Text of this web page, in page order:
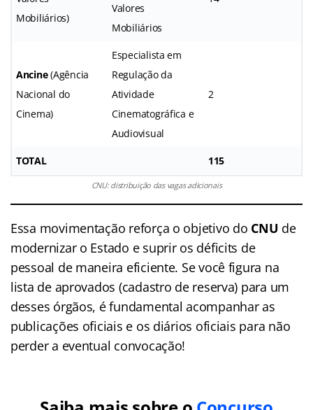
Mobiliários)
Valores
Mobiliários
Ancine(Agência
Nacional do
Cinema)
Especialista em
Regulação da
Atividade
Cinematográfica e
Audiovisual
2
TOTAL 115
CNU: distribuição das vagas adicionais
Essa movimentação reforça o objetivo do CNU de
modernizar o Estado e suprir os déficits de
pessoal de maneira eficiente. Se você figura na
lista de aprovados (cadastro de reserva) para um
desses órgãos, é fundamental acompanhar as
publicações oficiais e os diários oficiais para não
perder a eventual convocação!